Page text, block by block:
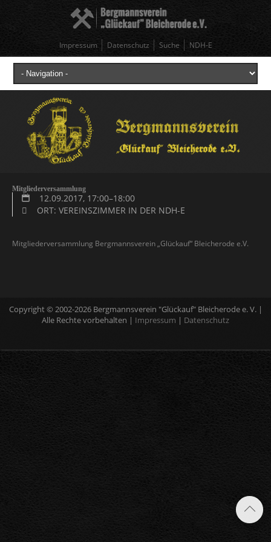
Impressum Datenschutz Suche NDH-E
Mitgliederversammlung
12.09.2017, 17:00–18:00
ORT: VEREINSZIMMER IN DER NDH-E
Mitgliederversammlung Bergmannsverein „Glückauf“ Bleicherode e.V.
Copyright © 2002-2026 Bergmannsverein "Glückauf" Bleicherode e. V. |
Alle Rechte vorbehalten | Impressum | Datenschutz